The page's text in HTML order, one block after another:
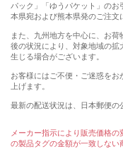
パック」「ゆうパケット」の
本県宛および熊本県発のご注文
また、九州地方を中心に、お
後の状況により、対象地域の
生じる場合がございます。
お客様にはご不便・ご迷惑を
上げます。
最新の配送状況は、日本郵便の
メーカー指示により販売価格
の製品タグの金額が一致しない